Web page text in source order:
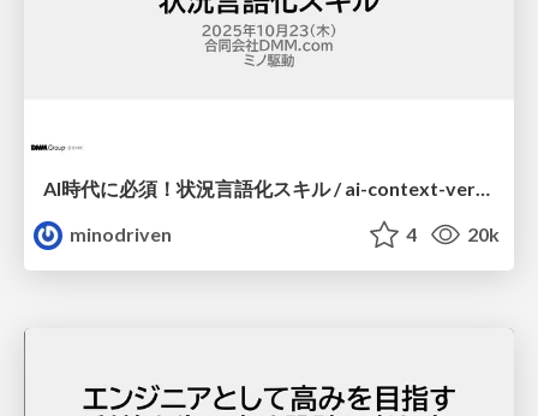
minodriven
4 20k